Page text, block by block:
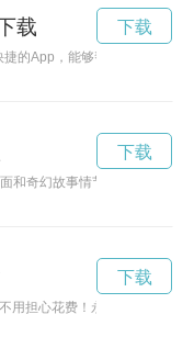
载
的App，能够帮助用户轻松
下载
和奇幻故事情节的虚拟现实游
下载
用担心花费！永久免费的优惠
下载